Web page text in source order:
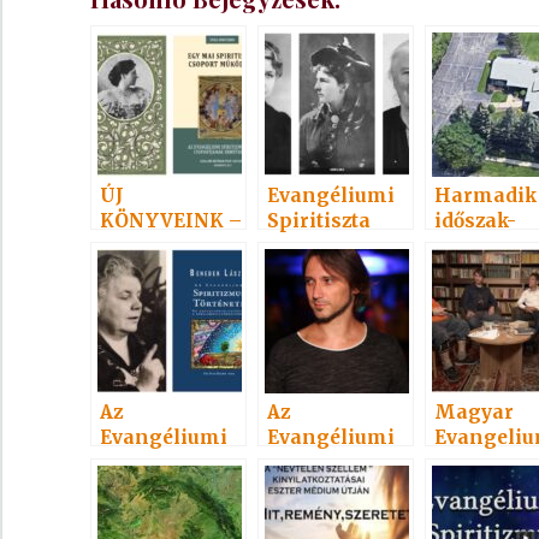
ÚJ
KÖNYVEINK –
3.
SPIRITISZTA
TALÁLKOZÓ
Evangéliumi
Spiritiszta
találkozó
Harmadik
időszak-
harmadik
oszlop
Az
Evangéliumi
Spiritizmus
története c.
könyvről 3.
Az
Evangéliumi
Spiritizmus
története c.
könyvről 2.
Magyar